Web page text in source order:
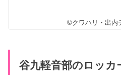
©クワハリ・出内
谷九軽音部のロッカ